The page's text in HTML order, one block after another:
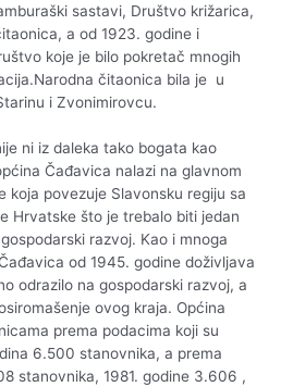
sastavi, Društvo križarica,
a od 1923. godine i
koje je bilo pokretač mnogih
čitaonica bila je u
i Zvonimirovcu.
ni iz daleka tako bogata kao
Čađavica nalazi na glavnom
koja povezuje Slavonsku regiju sa
Hrvatske što je trebalo biti jedan
razvoj. Kao i mnoga
od 1945. godine doživljava
odrazilo na gospodarski razvoj, a
ovog kraja. Općina
prema podacima koji su
6.500 stanovnika, a prema
stanovnika, 1981. godine 3.606 ,